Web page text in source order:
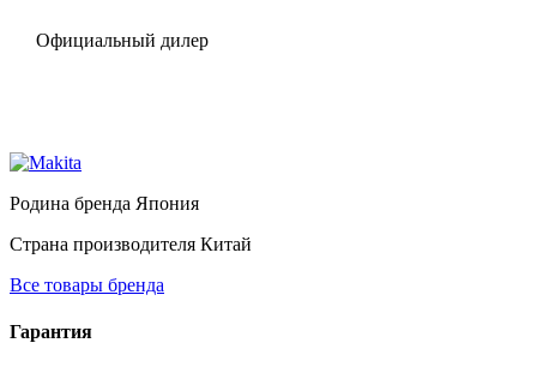
Официальный дилер
Родина бренда Япония
Страна производителя Китай
Все товары бренда
Гарантия